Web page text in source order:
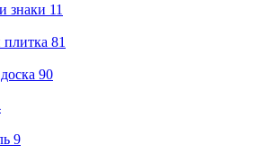
знаки 11
81
90
9